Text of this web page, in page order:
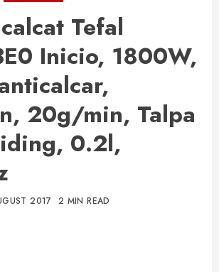
Tefal
Inicio, 1800W,
20g/min, Talpa
0.2l,
2017 2 MIN READ